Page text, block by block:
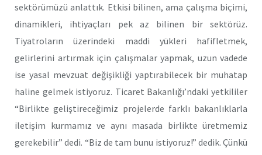
sektörümüzü anlattık. Etkisi bilinen, ama çalışma biçimi,
dinamikleri, ihtiyaçları pek az bilinen bir sektörüz.
Tiyatroların üzerindeki maddi yükleri hafifletmek,
gelirlerini artırmak için çalışmalar yapmak, uzun vadede
ise yasal mevzuat değişikliği yaptırabilecek bir muhatap
haline gelmek istiyoruz. Ticaret Bakanlığı’ndaki yetkililer
“Birlikte geliştireceğimiz projelerde farklı bakanlıklarla
iletişim kurmamız ve aynı masada birlikte üretmemiz
gerekebilir” dedi. “Biz de tam bunu istiyoruz!” dedik. Çünkü